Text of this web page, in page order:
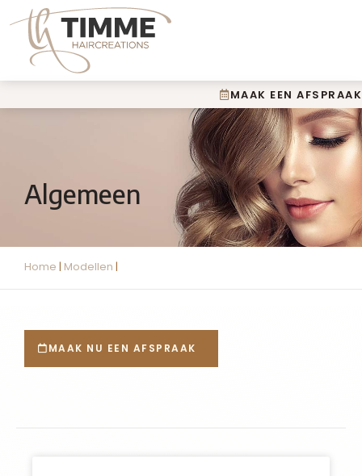
MAAK EEN AFSPRAAK
Algemeen
Home | Modellen |
MAAK NU EEN AFSPRAAK